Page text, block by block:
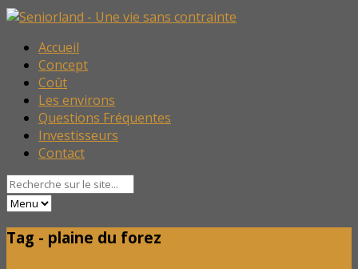
Accueil
Concept
Coût
Les environs
Questions Fréquentes
Investisseurs
Contact
Tag - plaine du forez